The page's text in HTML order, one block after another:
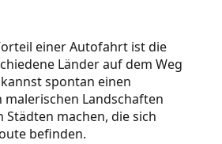
einer Autofahrt ist die
Länder auf dem Weg
spontan einen
malerischen Landschaften
machen, die sich
befinden.